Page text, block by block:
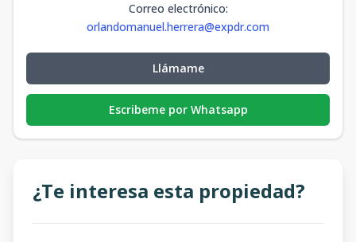
Correo electrónico:
orlandomanuel.herrera@expdr.com
Llámame
Escribeme por Whatsapp
¿Te interesa esta propiedad?